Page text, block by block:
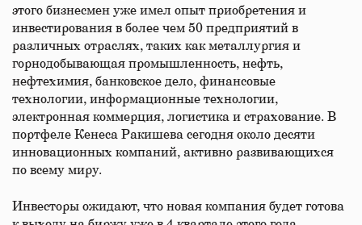
этого бизнесмен уже имел опыт приобретения и
инвестирования в более чем 50 предприятий в
различных отраслях, таких как металлургия и
горнодобывающая промышленность, нефть,
нефтехимия, банковское дело, финансовые
технологии, информационные технологии,
электронная коммерция, логистика и страхование. В
портфеле Кенеса Ракишева сегодня около десяти
инновационных компаний, активно развивающихся
по всему миру.
Инвесторы ожидают, что новая компания будет готова